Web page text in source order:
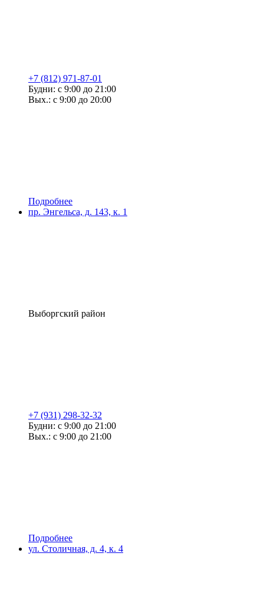
+7 (812) 971-87-01
Будни: с 9:00 до 21:00
Вых.: с 9:00 до 20:00
Подробнее
пр. Энгельса, д. 143, к. 1
Выборгский район
+7 (931) 298-32-32
Будни: с 9:00 до 21:00
Вых.: с 9:00 до 21:00
Подробнее
ул. Столичная, д. 4, к. 4